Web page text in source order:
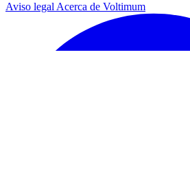
Aviso legal Acerca de Voltimum